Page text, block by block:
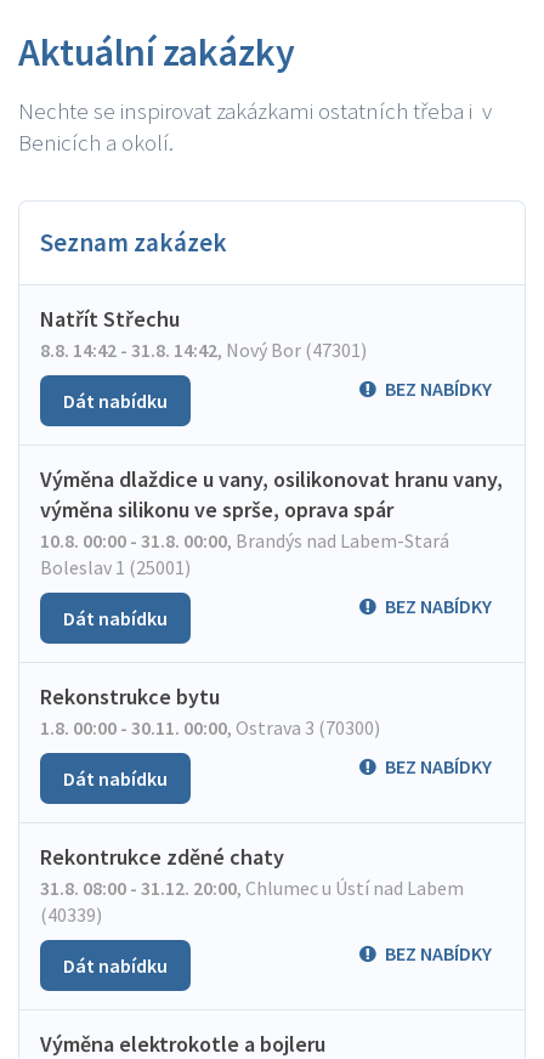
Aktuální zakázky
Nechte se inspirovat zakázkami ostatních třeba i v
Benicích a okolí.
Seznam zakázek
Natřít Střechu
8.8. 14:42 - 31.8. 14:42, Nový Bor (47301)
BEZ NABÍDKY
Dát nabídku
Výměna dlaždice u vany, osilikonovat hranu vany,
výměna silikonu ve sprše, oprava spár
10.8. 00:00 - 31.8. 00:00, Brandýs nad Labem-Stará
Boleslav 1 (25001)
BEZ NABÍDKY
Dát nabídku
Rekonstrukce bytu
1.8. 00:00 - 30.11. 00:00, Ostrava 3 (70300)
BEZ NABÍDKY
Dát nabídku
Rekontrukce zděné chaty
31.8. 08:00 - 31.12. 20:00, Chlumec u Ústí nad Labem
(40339)
BEZ NABÍDKY
Dát nabídku
Výměna elektrokotle a bojleru